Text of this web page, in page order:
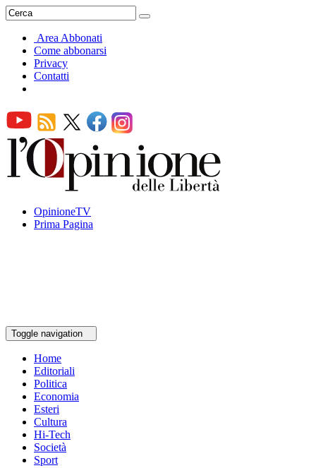
Area Abbonati
Come abbonarsi
Privacy
Contatti
OpinioneTV
Prima Pagina
Toggle navigation
Home
Editoriali
Politica
Economia
Esteri
Cultura
Hi-Tech
Società
Sport